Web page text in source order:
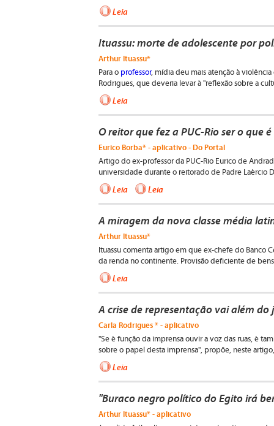
Leia
Ituassu: morte de adolescente por
Arthur Ituassu*
Para o professor, mídia deu mais atenção à
Rodrigues, que deveria levar à "reflexão sobre a
Leia
O reitor que fez a PUC-Rio ser o que
Eurico Borba* - aplicativo - Do Portal
Artigo do ex-professor da PUC-Rio Eurico de
universidade durante o reitorado de Padre Laércio
Leia Leia
A miragem da nova classe média
Arthur Ituassu*
Ituassu comenta artigo em que ex-chefe do Banco
da renda no continente. Provisão deficiente de
Leia
A crise de representação vai além
Carla Rodrigues * - aplicativo
"Se é função da imprensa ouvir a voz das ruas, é
sobre o papel desta imprensa", propõe, neste
Leia
"Buraco negro político do Egito irá
Arthur Ituassu* - aplicativo